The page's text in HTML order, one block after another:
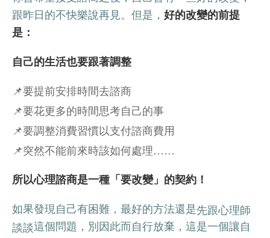
跟昨日的不快樂說再見。但是， 好的改變的前提
是：
自己的生活也要跟著調整
📌要提前安排時間去諮商
📌要花更多的時間思考自己的事
📌要調整消費習慣以支付諮商費用
📌突然不能前來時該如何處理……
所以心理諮商是一種「要改變」的契約！
如果發現自己有困難，最好的方法還是先跟心理師
談談這個問題，別因此而自行放棄，這是一個讓自